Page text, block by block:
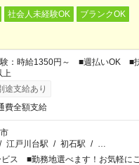
社会人未経験OK
ブランクOK
験：時給1350円～ ■週払いOK ■
上
途支給あり
費全額支給
/ 江戸川台駅 / 初石駅 / …
ス ■勤務地選べます！お気軽に